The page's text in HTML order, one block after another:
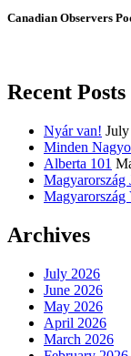
Canadian Observers
Recent Posts
Nyár van!
Minden
Alberta 101
Magyarország
Magyarország
Archives
July 2026
June 2026
May 2026
April 2026
March 2026